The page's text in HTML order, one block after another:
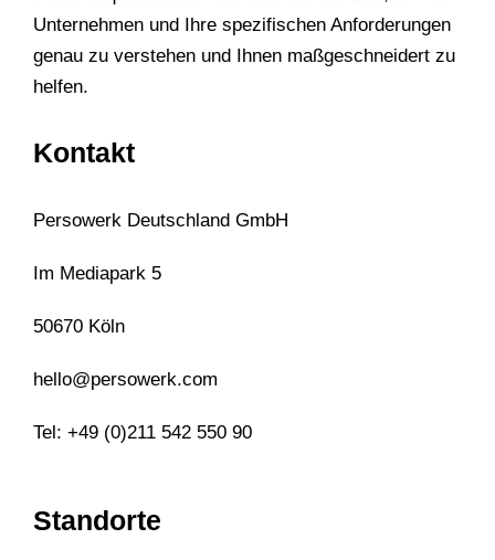
Unternehmen und Ihre spezifischen Anforderungen
genau zu verstehen und Ihnen maßgeschneidert zu
helfen.
Kontakt
Persowerk Deutschland GmbH
Im Mediapark 5
50670 Köln
hello@persowerk.com
Tel: +49 (0)211 542 550 90
Standorte